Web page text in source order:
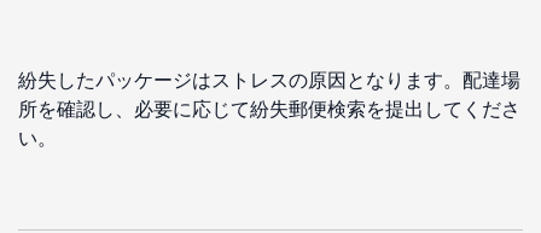
紛失したパッケージはストレスの原因となります。配達場
所を確認し、必要に応じて紛失郵便検索を提出してくださ
い。